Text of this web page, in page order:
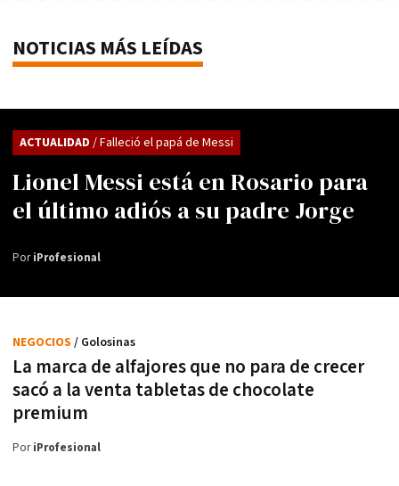
NOTICIAS MÁS LEÍDAS
Lionel Messi está en Rosario para
el último adiós a su padre Jorge
ACTUALIDAD / Falleció el papá de Messi
PoriProfesional
La marca de alfajores que no para de crecer
sacó a la venta tabletas de chocolate
premium
NEGOCIOS / Golosinas
PoriProfesional